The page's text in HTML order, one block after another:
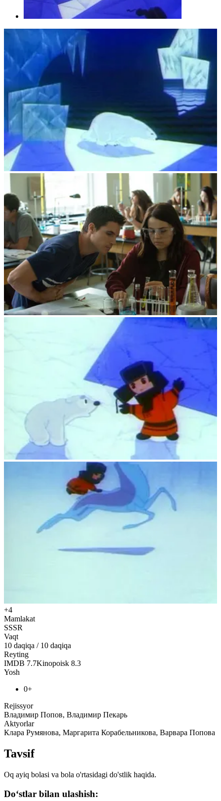
+4
Mamlakat
SSSR
Vaqt
10 daqiqa / 10 daqiqa
Reyting
IMDB 7.7Kinopoisk 8.3
Yosh
0+
Rejissyor
Владимир Попов, Владимир Пекарь
Aktyorlar
Клара Румянова, Маргарита Корабельникова, Варвара Попова
Tavsif
Oq ayiq bolasi va bola o'rtasidagi do'stlik haqida.
Do‘stlar bilan ulashish: